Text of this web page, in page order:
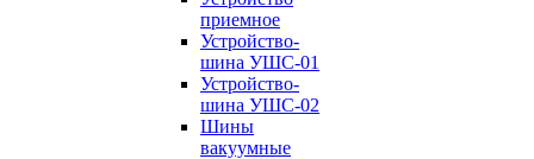
приемное
Устройство-
шина УШС-01
Устройство-
шина УШС-02
Шины
вакуумные